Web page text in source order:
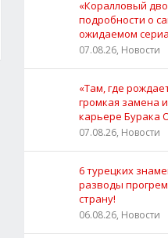
«Коралловый
подробности о
ожидаемом
07.08.26, Новости
«Там, где
громкая замена
карьере Бурака
07.08.26, Новости
6 турецких
разводы
страну!
06.08.26, Новости